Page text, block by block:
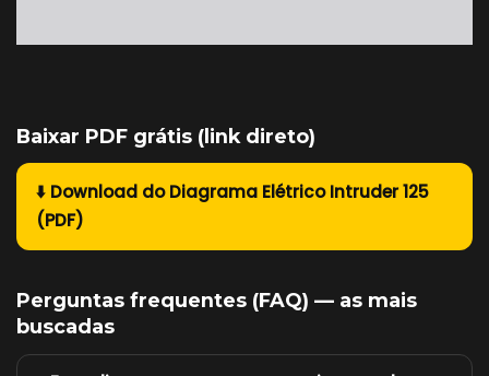
Baixar PDF grátis (link direto)
⬇️ Download do Diagrama Elétrico Intruder 125
(PDF)
Perguntas frequentes (FAQ) — as mais
buscadas